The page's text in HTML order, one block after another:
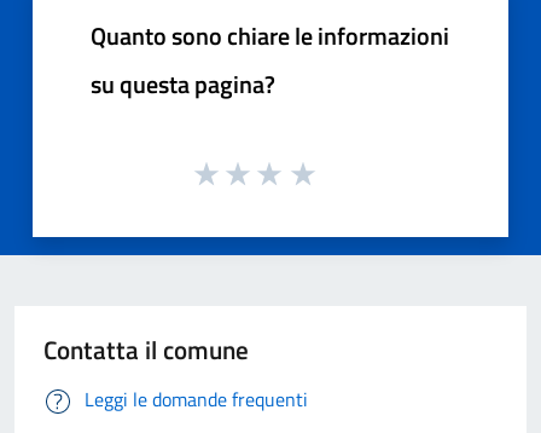
Quanto sono chiare le informazioni
su questa pagina?
Contatta il comune
Leggi le domande frequenti